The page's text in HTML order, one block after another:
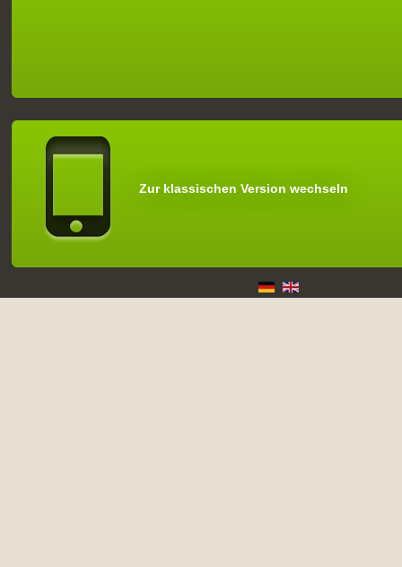
Zur klassischen Version wechseln